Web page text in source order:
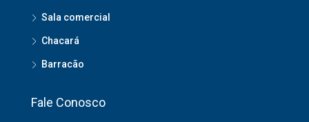
Sala comercial
Chacará
Barracão
Fale Conosco